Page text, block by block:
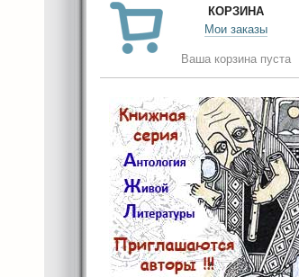
КОРЗИНА
Мои заказы
Ваша корзина пуста